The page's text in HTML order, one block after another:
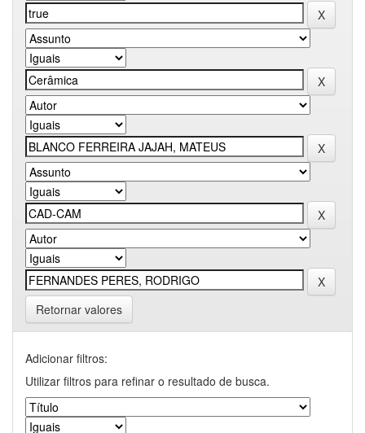
Retornar valores
Adicionar filtros:
Utilizar filtros para refinar o resultado de busca.